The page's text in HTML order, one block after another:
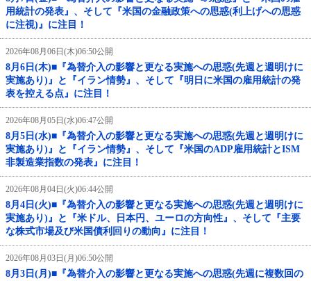
用統計の発表』、そして『米国の金融政策への思惑(利上げへの思惑
に注視)』に注目！
2026年08月06日(木)06:50公開
8月6日(木)■『為替介入の影響と更なる実施への思惑(先週と週明けに
実施あり)』と『イラン情勢』、そして『明日に米国の雇用統計の発
表を控える点』に注目！
2026年08月05日(水)06:47公開
8月5日(水)■『為替介入の影響と更なる実施への思惑(先週と週明けに
実施あり)』と『イラン情勢』、そして『米国のADP雇用統計とISM
非製造業指数の発表』に注目！
2026年08月04日(火)06:44公開
8月4日(火)■『為替介入の影響と更なる実施への思惑(先週と週明けに
実施あり)』と『米ドル、日本円、ユーロの方向性』、そして『主要
な株式市場及び米国債利回りの動向』に注目！
2026年08月03日(月)06:50公開
8月3日(月)■『為替介入の影響と更なる実施への思惑(先週に複数回の